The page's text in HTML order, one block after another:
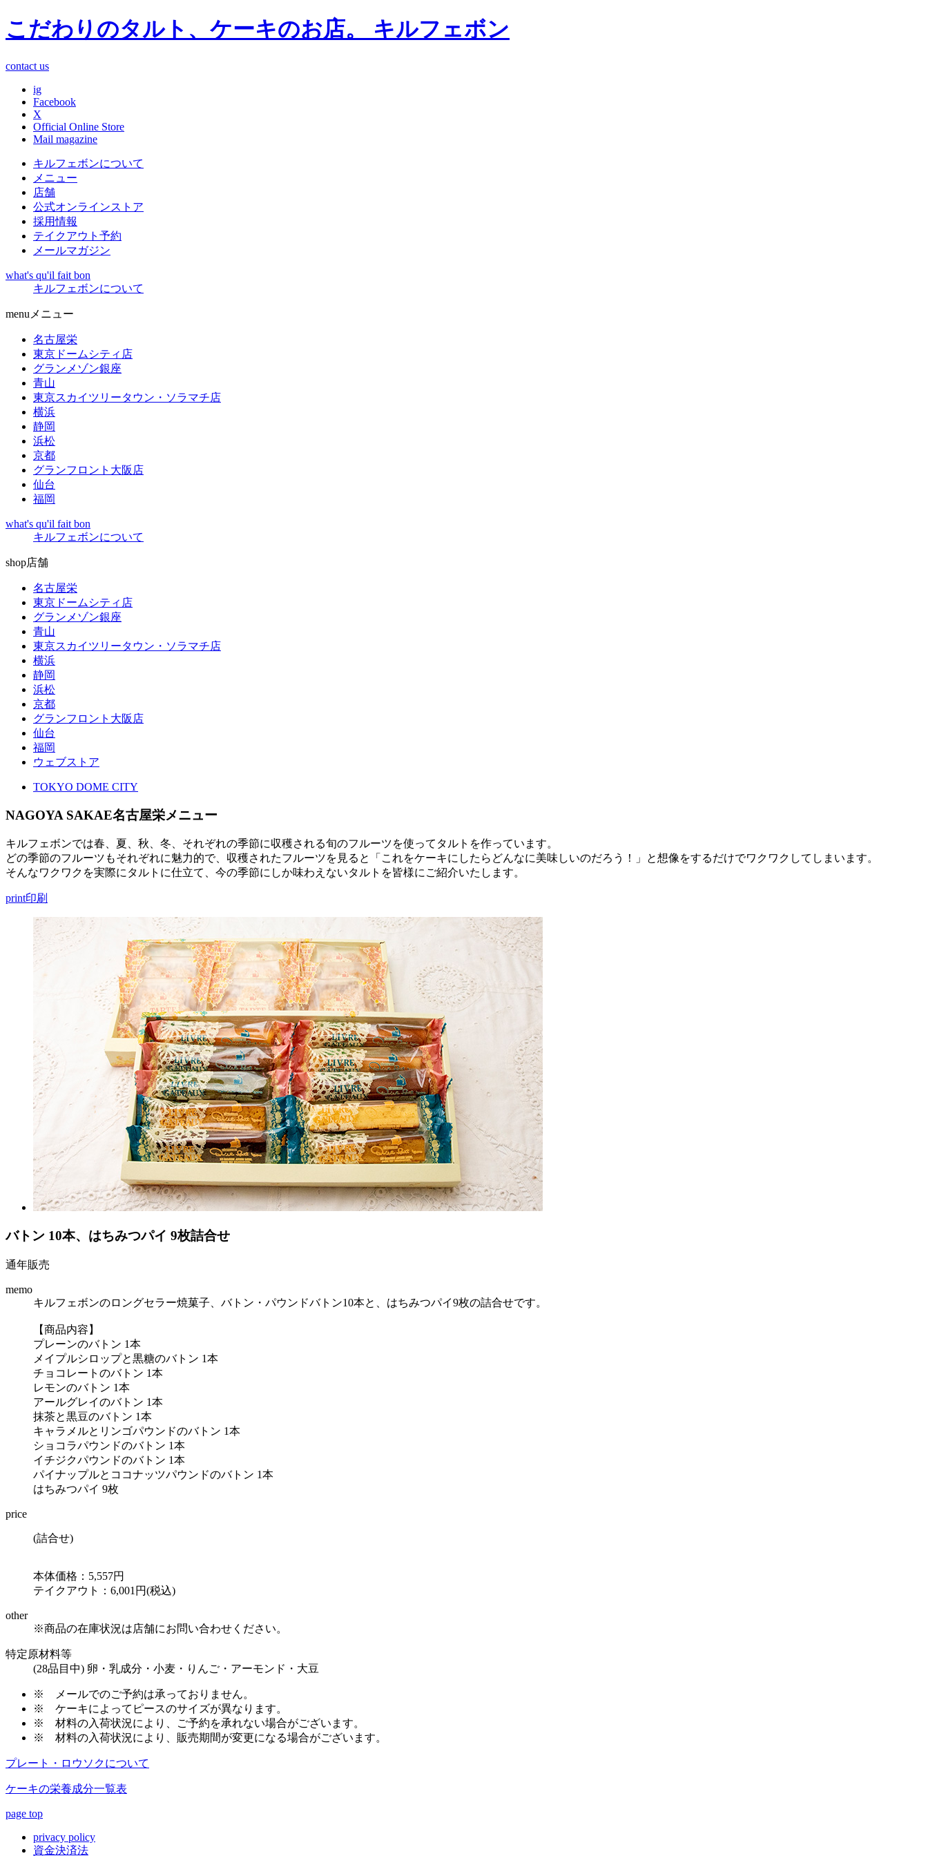
こだわりのタルト、ケーキのお店。 キルフェボン
contact us
ig
Facebook
X
Official Online Store
Mail magazine
キルフェボンについて
メニュー
店舗
公式オンラインストア
採用情報
テイクアウト予約
メールマガジン
what's qu'il fait bon
キルフェボンについて
menu メニュー
名古屋栄
東京ドームシティ店
グランメゾン銀座
青山
東京スカイツリータウン・ソラマチ店
横浜
静岡
浜松
京都
グランフロント大阪店
仙台
福岡
what's qu'il fait bon
キルフェボンについて
shop店舗
名古屋栄
東京ドームシティ店
グランメゾン銀座
青山
東京スカイツリータウン・ソラマチ店
横浜
静岡
浜松
京都
グランフロント大阪店
仙台
福岡
ウェブストア
TOKYO DOME CITY
NAGOYA SAKAE名古屋栄メニュー
キルフェボンでは春、夏、秋、冬、それぞれの季節に収穫される旬のフルーツを使ってタルトを作っています。
どの季節のフルーツもそれぞれに魅力的で、収穫されたフルーツを見ると「これをケーキにしたらどんなに美味しいのだろう！」と想像をするだけでワクワクしてしまいます。
そんなワクワクを実際にタルトに仕立て、今の季節にしか味わえないタルトを皆様にご紹介いたします。
print印刷
バトン 10本、はちみつパイ 9枚詰合せ
通年販売
memo
キルフェボンのロングセラー焼菓子、バトン・パウンドバトン10本と、はちみつパイ9枚の詰合せです。
【商品内容】
プレーンのバトン 1本
メイプルシロップと黒糖のバトン 1本
チョコレートのバトン 1本
レモンのバトン 1本
アールグレイのバトン 1本
抹茶と黒豆のバトン 1本
キャラメルとリンゴパウンドのバトン 1本
ショコラパウンドのバトン 1本
イチジクパウンドのバトン 1本
パイナップルとココナッツパウンドのバトン 1本
はちみつパイ 9枚
price
(詰合せ)
本体価格：5,557円
テイクアウト：6,001円(税込)
other
※商品の在庫状況は店舗にお問い合わせください。
特定原材料等
(28品目中) 卵・乳成分・小麦・りんご・アーモンド・大豆
※
メールでのご予約は承っておりません。
※ ケーキによってピースのサイズが異なります。
※ 材料の入荷状況により、ご予約を承れない場合がございます。
※ 材料の入荷状況により、販売期間が変更になる場合がございます。
プレート・ロウソクについて
ケーキの栄養成分一覧表
page top
privacy policy
資金決済法